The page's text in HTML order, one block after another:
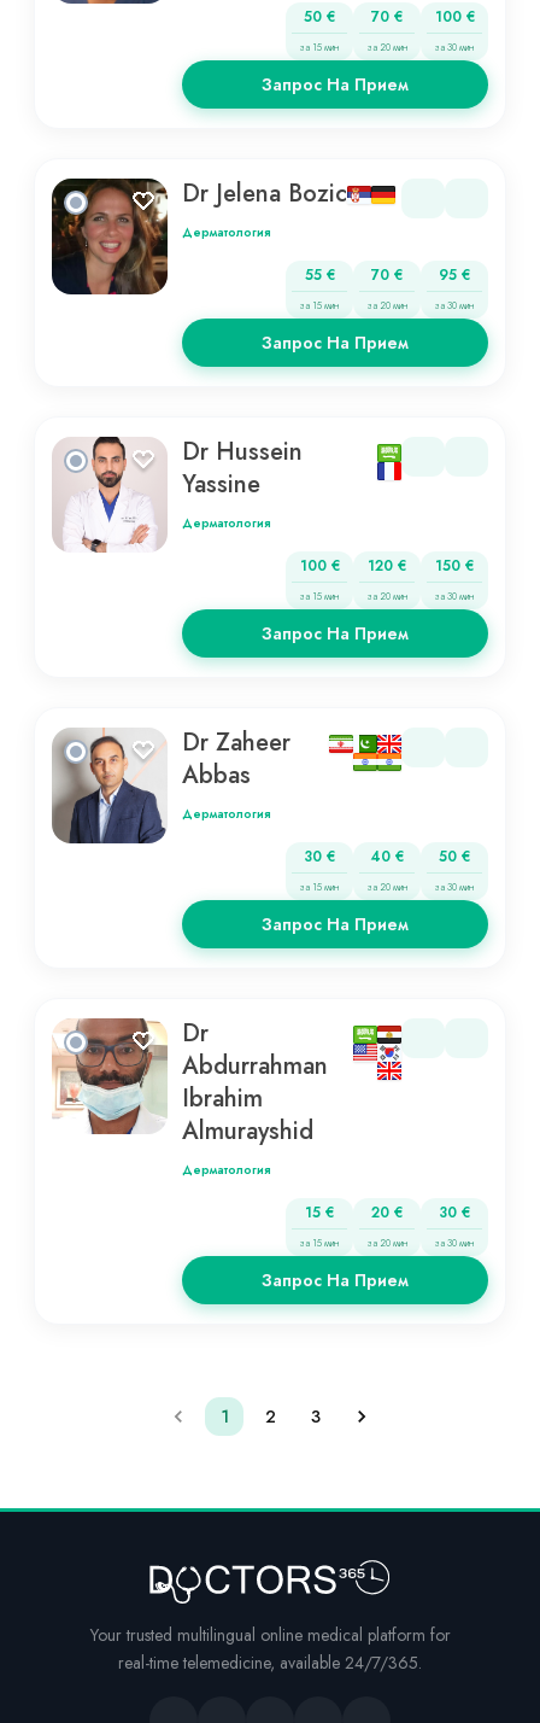
50 €
за 15 мин
70 €
за 20 мин
100 €
за 30 мин
Запрос На Прием
Dr Jelena Bozic
Дерматология
55 €
за 15 мин
70 €
за 20 мин
95 €
за 30 мин
Запрос На Прием
Dr Hussein
Yassine
Дерматология
100 €
за 15 мин
120 €
за 20 мин
150 €
за 30 мин
Запрос На Прием
Dr Zaheer
Abbas
Дерматология
30 €
за 15 мин
40 €
за 20 мин
50 €
за 30 мин
Запрос На Прием
Dr
Abdurrahman
Ibrahim
Almurayshid
Дерматология
15 €
за 15 мин
20 €
за 20 мин
30 €
за 30 мин
Запрос На Прием
1 2 3
Your trusted multilingual online medical platform for
real-time telemedicine, available 24/7/365.